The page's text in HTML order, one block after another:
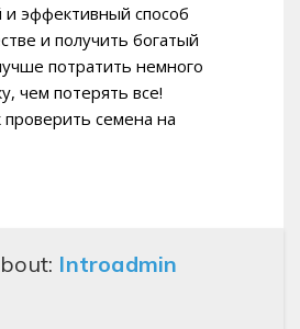
и эффективный способ
и получить богатый
потратить немного
чем потерять все!
проверить семена на
Introadmin